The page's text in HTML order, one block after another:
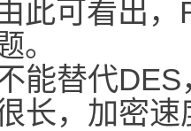
此可看出
。
替代DES
长，加密